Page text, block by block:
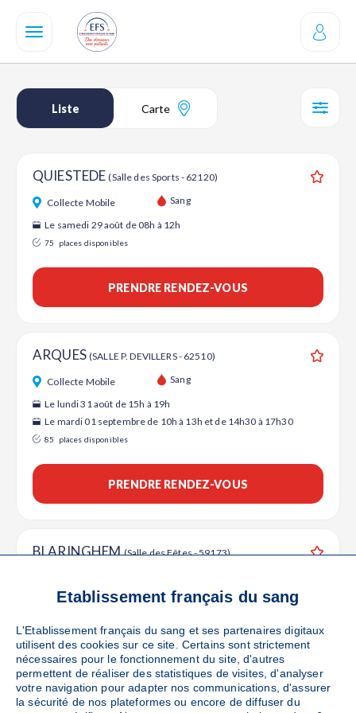
contenu
Liste Carte
QUIESTEDE(Salle des Sports - 62120)
Collecte Mobile Sang
Le samedi 29 août de 08h à 12h
75 places disponibles
PRENDRE RENDEZ-VOUS
ARQUES (SALLE P. DEVILLERS - 62510)
Collecte Mobile Sang
Le lundi 31 août de 15h à 19h
Le mardi 01 septembre de 10h à 13h et de 14h30 à 17h30
85 places disponibles
PRENDRE RENDEZ-VOUS
BLARINGHEM(Salle des Fêtes - 59173)
Le mercredi 02 septembre de 15h à 19h
PRENDRE RENDEZ-VOUS
Etablissement français du sang
L'Etablissement français du sang et ses partenaires digitaux
utilisent des cookies sur ce site. Certains sont strictement
nécessaires pour le fonctionnement du site, d'autres
permettent de réaliser des statistiques de visites, d'analyser
votre navigation pour adapter nos communications, d'assurer
la sécurité de nos plateformes ou encore de diffuser du